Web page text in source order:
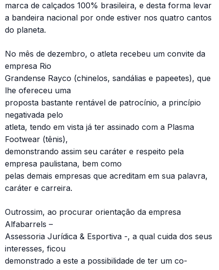
marca de calçados 100% brasileira, e desta forma levar
a bandeira nacional por onde estiver nos quatro cantos
do planeta.
No mês de dezembro, o atleta recebeu um convite da
empresa Rio
Grandense Rayco (chinelos, sandálias e papeetes), que
lhe ofereceu uma
proposta bastante rentável de patrocínio, a princípio
negativada pelo
atleta, tendo em vista já ter assinado com a Plasma
Footwear (tênis),
demonstrando assim seu caráter e respeito pela
empresa paulistana, bem como
pelas demais empresas que acreditam em sua palavra,
caráter e carreira.
Outrossim, ao procurar orientação da empresa
Alfabarrels –
Assessoria Jurídica & Esportiva -, a qual cuida dos seus
interesses, ficou
demonstrado a este a possibilidade de ter um co-